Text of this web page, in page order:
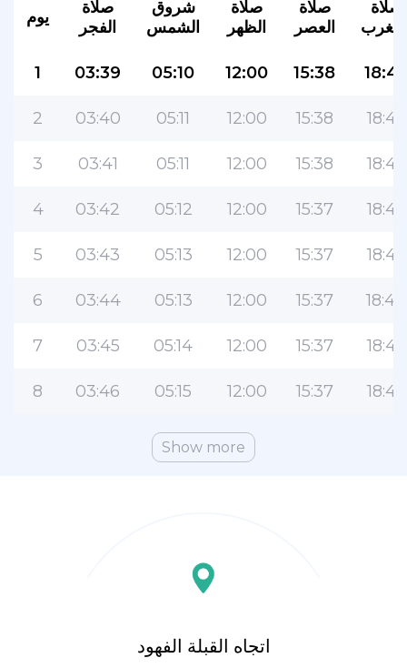
يوم
صلاة
الفجر
شروق
الشمس
صلاة
الظهر
صلاة
العصر
صلاة
1 03:39 05:10 12:00 15:38
2 03:40 05:11 12:00 15:38 18:48
3 03:41 05:11 12:00 15:38 18:47
4 03:42 05:12 12:00 15:37 18:46
5 03:43 05:13 12:00 15:37 18:45
6 03:44 05:13 12:00 15:37 18:44
7 03:45 05:14 12:00 15:37 18:43
8 03:46 05:15 12:00 15:37 18:43
Show more
اتجاه القبلة الفهود